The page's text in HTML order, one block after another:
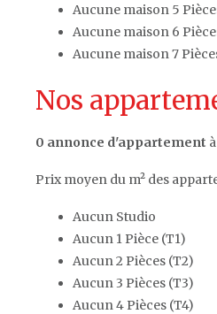
Aucune maison 5
Aucune maison 6
Aucune maison 7
Nos
0 annonce d'appartement
Prix moyen du m² des
Aucun Studio
Aucun 1 Pièce (T1)
Aucun 2 Pièces (T2)
Aucun 3 Pièces (T3)
Aucun 4 Pièces (T4)